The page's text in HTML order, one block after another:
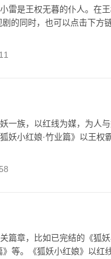
雷是王权无暮的仆人。在
的同时，也可以点击下方
一族，以红线为媒，为人
妖小红娘·竹业篇》以王
篇章，比如已完结的《狐
》等。《狐妖小红娘》以